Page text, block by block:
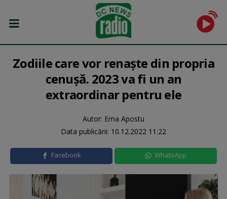
Zodiile care vor renaște din propria
cenușă. 2023 va fi un an
extraordinar pentru ele
Autor: Ema Apostu
Data publicării: 10.12.2022 11:22
Facebook WhatsApp